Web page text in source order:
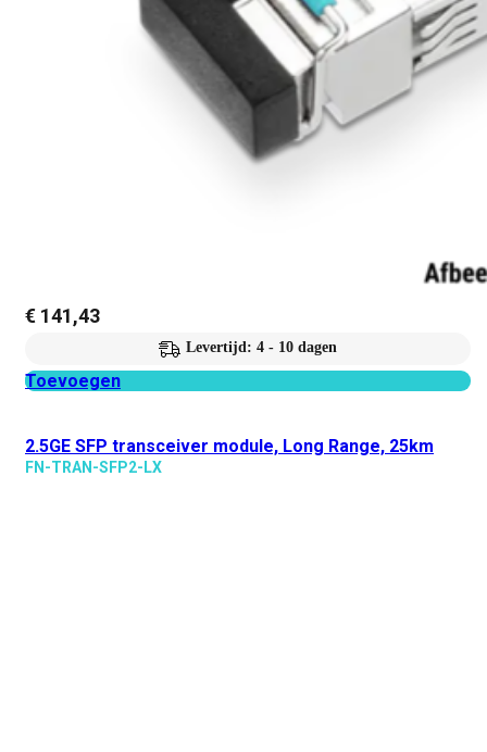
€ 141,43
Levertijd: 4 - 10 dagen
Toevoegen
2.5GE SFP transceiver module, Long Range, 25km
FN-TRAN-SFP2-LX